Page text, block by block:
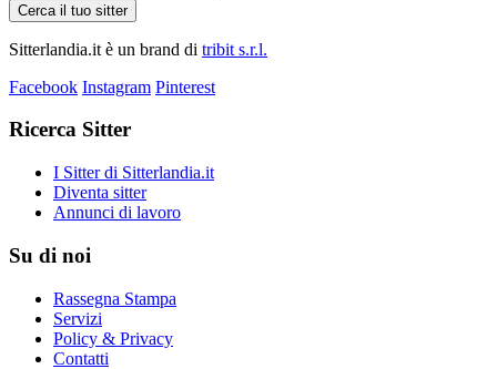
Cerca il tuo sitter
Sitterlandia.it è un brand di tribit s.r.l.
Facebook Instagram Pinterest
Ricerca Sitter
I Sitter di Sitterlandia.it
Diventa sitter
Annunci di lavoro
Su di noi
Rassegna Stampa
Servizi
Policy & Privacy
Contatti